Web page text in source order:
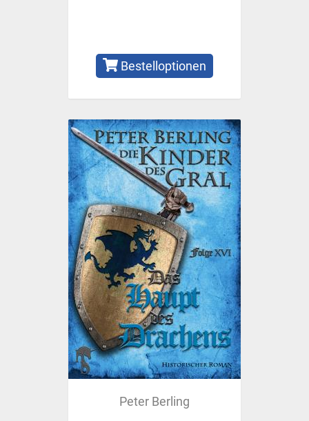
Bestelloptionen
Peter Berling